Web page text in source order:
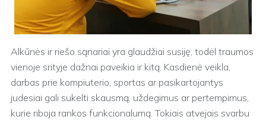
Alkūnės ir riešo sąnariai yra glaudžiai susiję, todėl traumos
vienoje srityje dažnai paveikia ir kitą. Kasdienė veikla,
darbas prie kompiuterio, sportas ar pasikartojantys
judesiai gali sukelti skausmą, uždegimus ar pertempimus,
kurie riboja rankos funkcionalumą. Tokiais atvejais svarbu